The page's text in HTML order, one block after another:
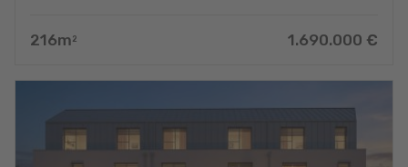
216m 2 1.690.000 €